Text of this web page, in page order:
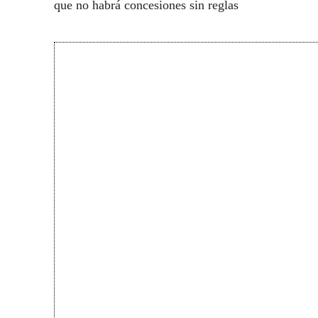
que no habrá concesiones sin reglas